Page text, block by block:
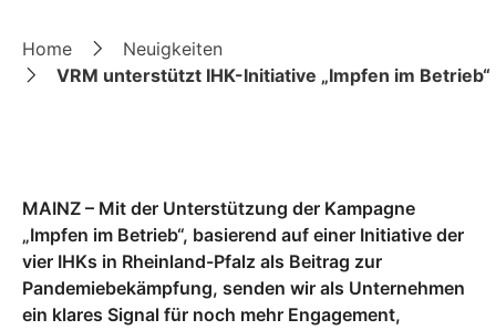
Home
Neuigkeiten
VRM unterstützt IHK-Initiative „Impfen im Betrieb“
MAINZ – Mit der Unterstützung der Kampagne
„Impfen im Betrieb“, basierend auf einer Initiative der
vier IHKs in Rheinland-Pfalz als Beitrag zur
Pandemiebekämpfung, senden wir als Unternehmen
ein klares Signal für noch mehr Engagement,